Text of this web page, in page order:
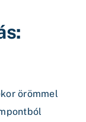
örömmel